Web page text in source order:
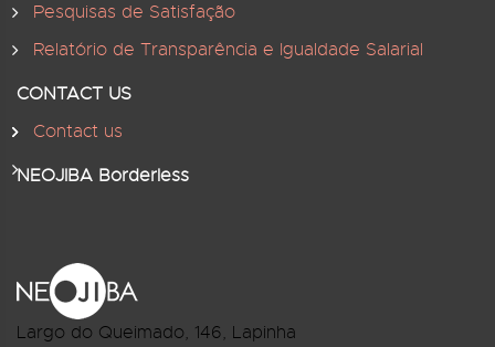
Pesquisas de Satisfação
Relatório de Transparência e Igualdade Salarial
CONTACT US
Contact us
NEOJIBA Borderless
Largo do Queimado, 146, Lapinha